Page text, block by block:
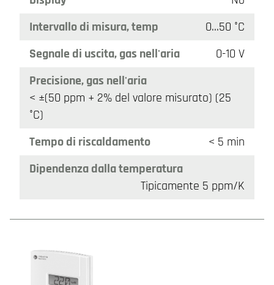
Intervallo di misura, temp
0…50 °C
Segnale di uscita, gas nell'aria
0-10 V
Precisione, gas nell'aria
< ±(50 ppm + 2% del valore misurato) (25
°C)
Tempo di riscaldamento
< 5 min
Dipendenza dalla temperatura
Tipicamente 5 ppm/K